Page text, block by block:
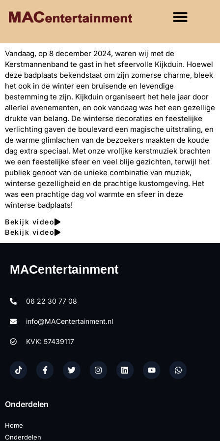
Vandaag, op 8 december 2024, waren wij met de
Kerstmannenband te gast in het sfeervolle Kijkduin. Hoewel
deze badplaats bekendstaat om zijn zomerse charme, bleek
het ook in de winter een bruisende en levendige
bestemming te zijn. Kijkduin organiseert het hele jaar door
allerlei evenementen, en ook vandaag was het een gezellige
drukte van belang. De winterse decoraties en feestelijke
verlichting gaven de boulevard een magische uitstraling, en
de warme glimlachen van de bezoekers maakten de koude
dag extra speciaal. Met onze vrolijke kerstmuziek brachten
we een feestelijke sfeer en veel blije gezichten, terwijl het
publiek genoot van de unieke combinatie van muziek,
winterse gezelligheid en de prachtige kustomgeving. Het
was een prachtige dag vol warmte en sfeer in deze
winterse badplaats!
Bekijk video
Bekijk video
MACentertainment
06 22 30 77 08
info@MACentertainment.nl
KVK: 57439117
Onderdelen
Home
Onderdelen